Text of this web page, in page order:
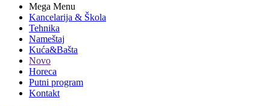
Mega Menu
Kancelarija & Škola
Tehnika
Nameštaj
Kuća&Bašta
Novo
Horeca
Putni program
Kontakt